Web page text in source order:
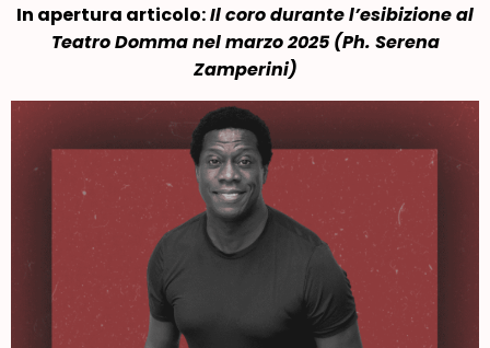
In apertura articolo:Il coro durante l’esibizione al
Teatro Domma nel marzo 2025 (Ph. Serena
Zamperini)